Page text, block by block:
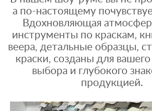
а по-настоящему
Вдохновляющая
инструменты по краскам,
веера, детальные образцы,
краски, созданы для
выбора и глубокого
продукцией.